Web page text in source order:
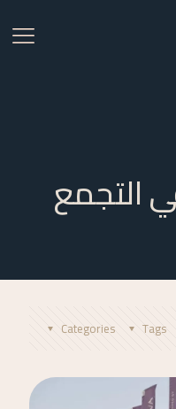
التجمع
Categories Tags